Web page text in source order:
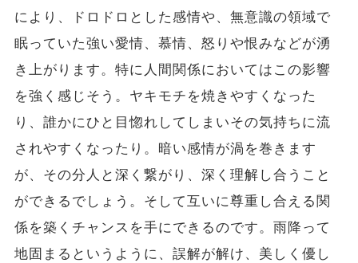
により、ドロドロとした感情や、無意識の領域で
眠っていた強い愛情、慕情、怒りや恨みなどが湧
き上がります。特に人間関係においてはこの影響
を強く感じそう。ヤキモチを焼きやすくなった
り、誰かにひと目惚れしてしまいその気持ちに流
されやすくなったり。暗い感情が渦を巻きます
が、その分人と深く繋がり、深く理解し合うこと
ができるでしょう。そして互いに尊重し合える関
係を築くチャンスを手にできるのです。雨降って
地固まるというように、誤解が解け、美しく優し